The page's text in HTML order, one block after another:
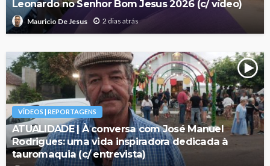
Leonardo no Senhor Bom Jesus 2026 (c/ vídeo)
Mauricio De Jesus 2 dias atrás
VÍDEOS | REPORTAGENS
ATUALIDADE | À conversa com José Manuel
Rodrigues: uma vida inspiradora dedicada à
tauromaquia (c/ entrevista)